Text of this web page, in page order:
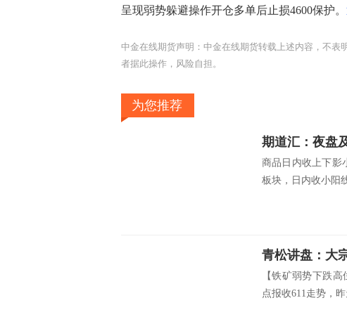
呈现弱势躲避操作开仓多单后止损4600保护。
中金在线期货声明：中金在线期货转载上述内容，不
者据此操作，风险自担。
为您推荐
期道汇：夜盘
商品日内收上下影
板块，日内收小阳
青松讲盘：
【铁矿弱势下跌
点报收611走势，